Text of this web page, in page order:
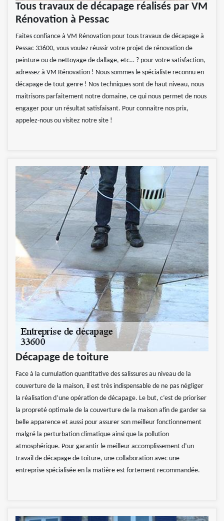
Tous travaux de décapage réalisés par VM
Rénovation à Pessac
Faites confiance à VM Rénovation pour tous travaux de décapage à
Pessac 33600, vous voulez réussir votre projet de rénovation de
peinture ou de nettoyage de dallage, etc… ? pour votre satisfaction,
adressez à VM Rénovation ! Nous sommes le spécialiste reconnu en
décapage de tout genre ! Nos techniques sont de haut niveau, nous
maitrisons parfaitement notre domaine, ce qui nous permet de nous
engager pour un résultat satisfaisant. Pour connaitre nos prix,
appelez-nous ou visitez notre site !
Décapage de toiture
Face à la cumulation quantitative des salissures au niveau de la
couverture de la maison, il est très indispensable de ne pas négliger
la réalisation d’une opération de décapage. Le but, c’est de prioriser
la propreté optimale de la couverture de la maison afin de garder sa
belle apparence et aussi pour assurer son meilleur fonctionnement
malgré la perturbation climatique ainsi que la pollution
atmosphérique. Pour garantir le meilleur accomplissement d’un
travail de décapage de toiture, une collaboration avec une
entreprise spécialisée en la matière est fortement recommandée.